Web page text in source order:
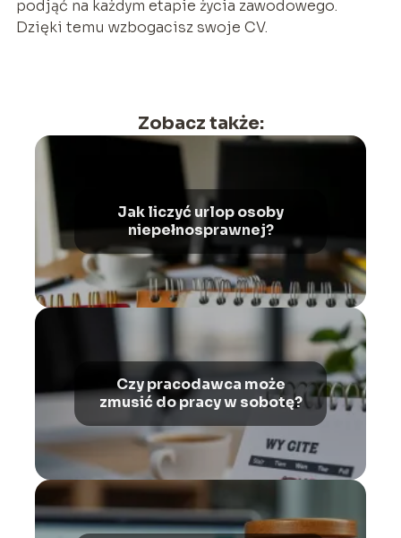
podjąć na każdym etapie życia zawodowego.
Dzięki temu wzbogacisz swoje CV.
Zobacz także:
Jak liczyć urlop osoby
niepełnosprawnej?
Czy pracodawca może
zmusić do pracy w sobotę?